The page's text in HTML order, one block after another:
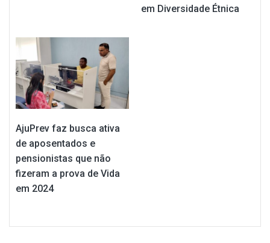
em Diversidade Étnica
AjuPrev faz busca ativa
de aposentados e
pensionistas que não
fizeram a prova de Vida
em 2024